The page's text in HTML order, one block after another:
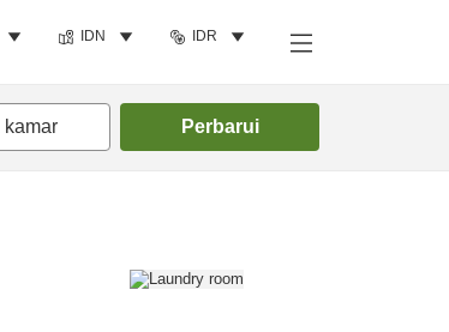
IDN IDR
kamar Perbarui
Cari kamar